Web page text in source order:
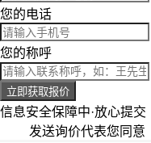
您的电话
您的称呼
立即获取报价
信息安全保障中·放心提交
发送询价代表您同意